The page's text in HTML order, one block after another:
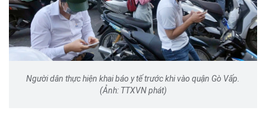
Người dân thực hiện khai báo y tế trước khi vào quận Gò Vấp.
(Ảnh: TTXVN phát)